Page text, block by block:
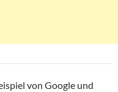
von Google und